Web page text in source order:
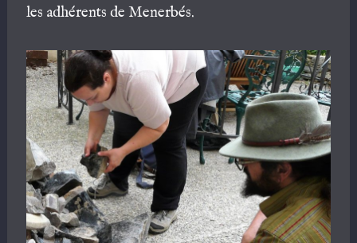
les adhérents de Menerbés.